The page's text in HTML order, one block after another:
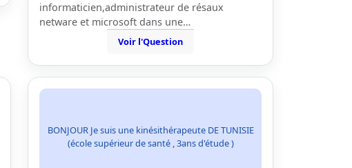
informaticien,administrateur de résaux
netware et microsoft dans une…
Voir l'Question
BONJOUR Je suis une kinésithérapeute DE TUNISIE
(école supérieur de santé , 3ans d'étude )